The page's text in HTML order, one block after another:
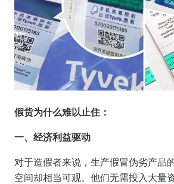
假货为什么难以止住：
一、经济利益驱动
对于造假者来说，生产假冒伪劣产品
空间却相当可观。他们无需投入大量